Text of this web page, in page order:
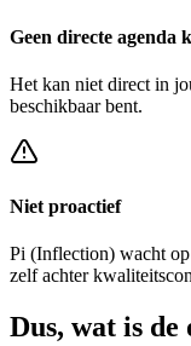
Geen directe agenda
Het kan niet direct in
beschikbaar bent.
Niet proactief
Pi (Inflection) wacht
zelf achter
Dus, wat is de